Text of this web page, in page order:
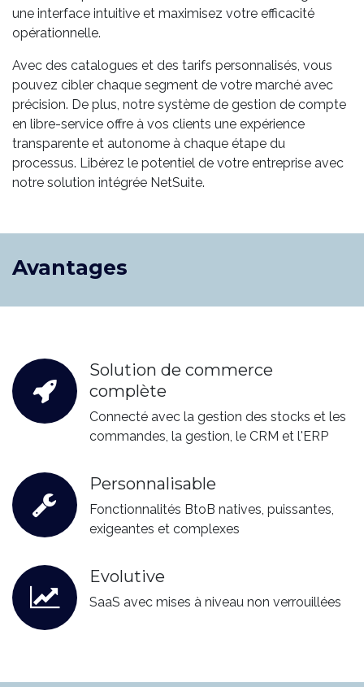
une interface intuitive et maximisez votre efficacité
opérationnelle.
Avec des catalogues et des tarifs personnalisés, vous
pouvez cibler chaque segment de votre marché avec
précision. De plus, notre système de gestion de compte
en libre-service offre à vos clients une expérience
transparente et autonome à chaque étape du
processus. Libérez le potentiel de votre entreprise avec
notre solution intégrée NetSuite.
Avantages
Solution de commerce
complète
Connecté avec la gestion des stocks et les
commandes, la gestion, le CRM et l'ERP
Personnalisable
Fonctionnalités BtoB natives, puissantes,
exigeantes et complexes
Evolutive
SaaS avec mises à niveau non verrouillées